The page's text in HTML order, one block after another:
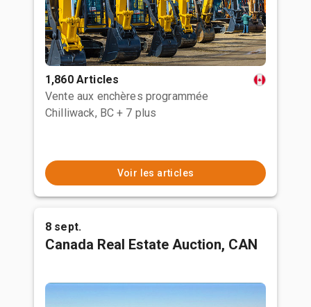
1,860 Articles
Vente aux enchères programmée
Chilliwack, BC + 7 plus
Voir les articles
8 sept.
Canada Real Estate Auction, CAN